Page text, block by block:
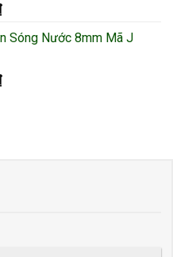
Giá
tại
220.000₫.
Sóng Nước 8mm Mã J
Giá